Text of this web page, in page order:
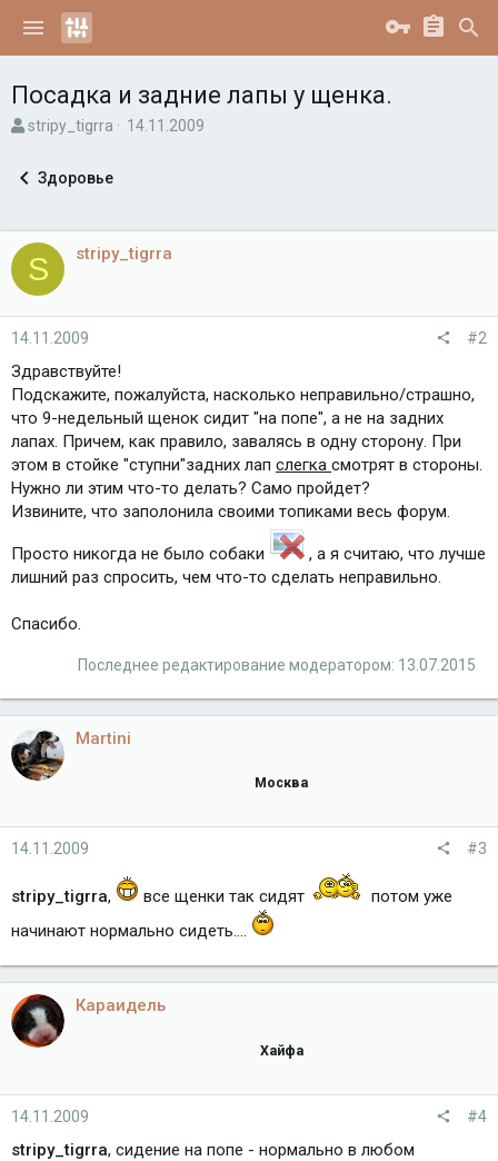
Посадка и задние лапы у щенка.
А
о
т
м
ы
stripy_tigrra
Д
а
ч
а
14.11.2009
Здоровье
S stripy_tigrra
14.11.2009 #2
Здравствуйте!
Подскажите, пожалуйста, насколько неправильно/страшно,
что 9-недельный щенок сидит "на попе", а не на задних
лапах. Причем, как правило, завалясь в одну сторону. При
этом в стойке "ступни"задних лап слегка смотрят в стороны.
Нужно ли этим что-то делать? Само пройдет?
Извините, что заполонила своими топиками весь форум.
Просто никогда не было собаки
, а я считаю, что лучше
лишний раз спросить, чем что-то сделать неправильно.
Спасибо.
Последнее редактирование модератором: 13.07.2015
Martini
Москва
14.11.2009 #3
stripy_tigrra, все щенки так сидят
потом уже
начинают нормально сидеть....
Караидель
Хайфа
14.11.2009 #4
stripy_tigrra, сидение на попе - нормально в любом